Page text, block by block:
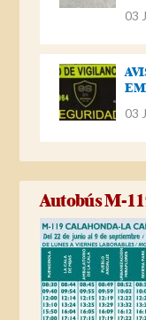
03
03
Autobús M-